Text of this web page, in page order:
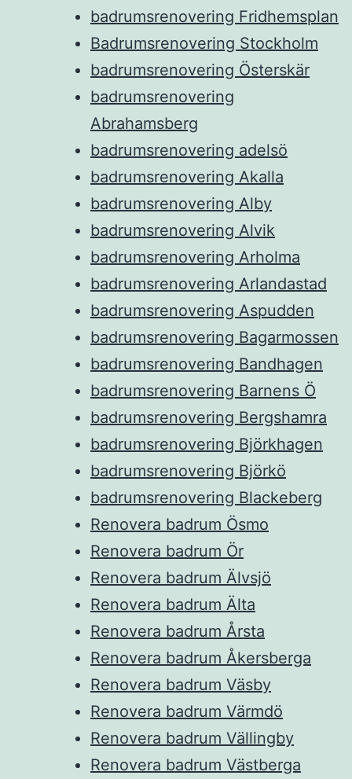
badrumsrenovering Fridhemsplan
Badrumsrenovering Stockholm
badrumsrenovering Österskär
badrumsrenovering
Abrahamsberg
badrumsrenovering adelsö
badrumsrenovering Akalla
badrumsrenovering Alby
badrumsrenovering Alvik
badrumsrenovering Arholma
badrumsrenovering Arlandastad
badrumsrenovering Aspudden
badrumsrenovering Bagarmossen
badrumsrenovering Bandhagen
badrumsrenovering Barnens Ö
badrumsrenovering Bergshamra
badrumsrenovering Björkhagen
badrumsrenovering Björkö
badrumsrenovering Blackeberg
Renovera badrum Ösmo
Renovera badrum Ör
Renovera badrum Älvsjö
Renovera badrum Älta
Renovera badrum Årsta
Renovera badrum Åkersberga
Renovera badrum Väsby
Renovera badrum Värmdö
Renovera badrum Vällingby
Renovera badrum Västberga